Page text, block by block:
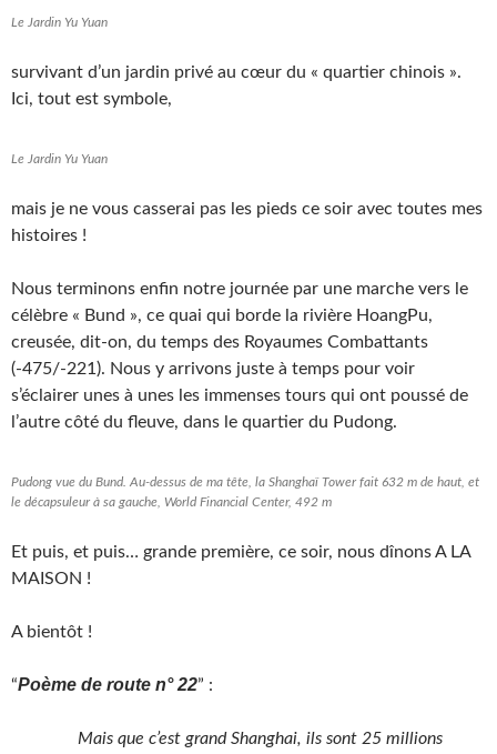
Le Jardin Yu Yuan
survivant d’un jardin privé au cœur du « quartier chinois ».
Ici, tout est symbole,
Le Jardin Yu Yuan
mais je ne vous casserai pas les pieds ce soir avec toutes mes
histoires !
Nous terminons enfin notre journée par une marche vers le
célèbre « Bund », ce quai qui borde la rivière HoangPu,
creusée, dit-on, du temps des Royaumes Combattants
(-475/-221). Nous y arrivons juste à temps pour voir
s’éclairer unes à unes les immenses tours qui ont poussé de
l’autre côté du fleuve, dans le quartier du Pudong.
Pudong vue du Bund. Au-dessus de ma tête, la Shanghaï Tower fait 632 m de haut, et
le décapsuleur à sa gauche, World Financial Center, 492 m
Et puis, et puis… grande première, ce soir, nous dînons A LA
MAISON !
A bientôt !
“Poème de route n° 22” :
Mais que c’est grand Shanghai, ils sont 25 millions